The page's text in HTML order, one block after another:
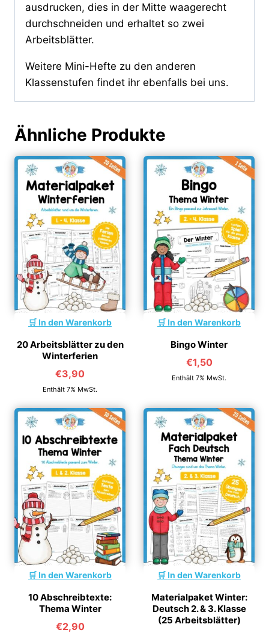
ausdrucken, dies in der Mitte waagerecht
durchschneiden und erhaltet so zwei
Arbeitsblätter.
Weitere Mini-Hefte zu den anderen
Klassenstufen findet ihr ebenfalls bei uns.
Ähnliche Produkte
In den Warenkorb
20 Arbeitsblätter zu den
Winterferien
€3,90
Enthält 7% MwSt.
In den Warenkorb
Bingo Winter
€1,50
Enthält 7% MwSt.
In den Warenkorb
10 Abschreibtexte:
Thema Winter
€2,90
In den Warenkorb
Materialpaket Winter:
Deutsch 2. & 3. Klasse
(25 Arbeitsblätter)